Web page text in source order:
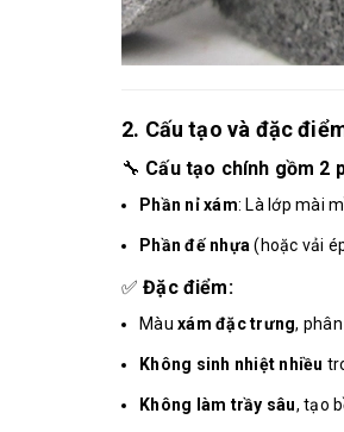
2. Cấu tạo và đặc
🔧 Cấu tạo chính gồm 2
Phần nỉ xám: Là lớp mài
Phần đế nhựa (hoặc vải
✅Đặc điểm:
Màu xám đặc trưng,
Không sinh nhiệt nhiều
Không làm trầy sâu, tạo